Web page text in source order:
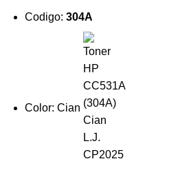
era:
S/720.10.
Codigo: 304A
Color: Cian